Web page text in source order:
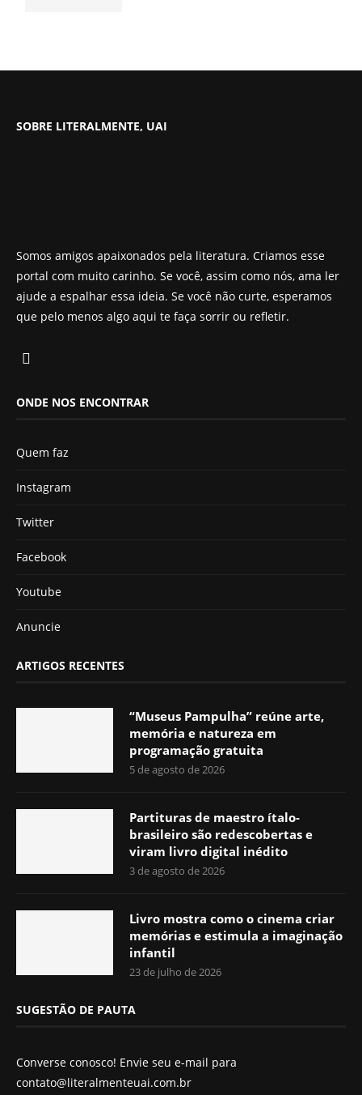
SOBRE LITERALMENTE, UAI
Somos amigos apaixonados pela literatura. Criamos esse
portal com muito carinho. Se você, assim como nós, ama ler
ajude a espalhar essa ideia. Se você não curte, esperamos
que pelo menos algo aqui te faça sorrir ou refletir.
ONDE NOS ENCONTRAR
Quem faz
Instagram
Twitter
Facebook
Youtube
Anuncie
ARTIGOS RECENTES
“Museus Pampulha” reúne arte,
memória e natureza em
programação gratuita
5 de agosto de 2026
Partituras de maestro ítalo-
brasileiro são redescobertas e
viram livro digital inédito
3 de agosto de 2026
Livro mostra como o cinema criar
memórias e estimula a imaginação
infantil
23 de julho de 2026
SUGESTÃO DE PAUTA
Converse conosco! Envie seu e-mail para
contato@literalmenteuai.com.br